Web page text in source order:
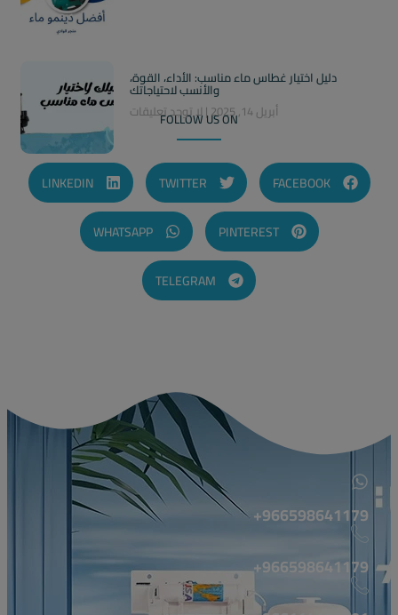
دليل اختيار غطاس ماء مناسب: الأداء، القوة،
والأنسب لاحتياجاتك
أبريل 14, 2025
لا توجد تعليقات
FOLLOW US ON
FACEBOOK
TWITTER
LINKEDIN
PINTEREST
WHATSAPP
TELEGRAM
966598641179+
966598641179+